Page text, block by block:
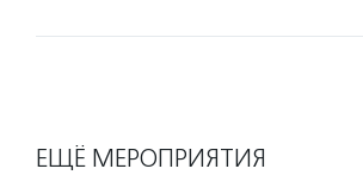
ЕЩЁ МЕРОПРИЯТИЯ